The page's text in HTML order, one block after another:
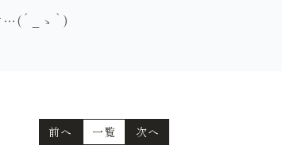
…(´_ゝ`)
前へ 一覧 次へ